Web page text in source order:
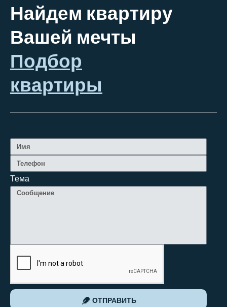
Найдем квартиру
Вашей мечты
Подбор
квартиры
Тема
ОТПРАВИТЬ